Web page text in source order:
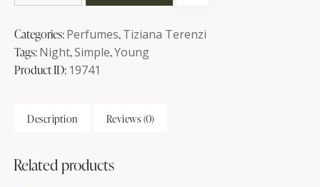
Categories:Perfumes,Tiziana Terenzi
Tags:Night,Simple,Young
Product ID: 19741
Description Reviews (0)
Related products